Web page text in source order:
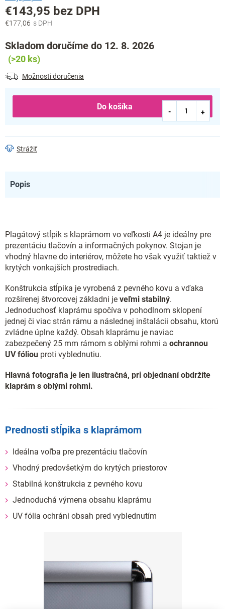
€177,06
€143,95 bez DPH
Jednotková
Skladom doručíme do 12. 8. 2026
(>20 ks)
Možnosti doručenia
Do košíka
Strážiť
Popis
Plagátový stĺpik s klaprámom vo veľkosti A4 je ideálny pre
prezentáciu tlačovín a informačných pokynov. Stojan je
vhodný hlavne do interiérov, môžete ho však využiť taktiež v
krytých vonkajších prostrediach.
Konštrukcia stĺpika je vyrobená z pevného kovu a vďaka
rozšírenej štvorcovej základni je veľmi stabilný.
Jednoduchosť klaprámu spočíva v pohodlnom sklopení
jednej či viac strán rámu a následnej inštalácii obsahu, ktorú
zvládne úplne každý. Obsah klaprámu je naviac
zabezpečený 25 mm rámom s oblými rohmi a ochrannou
UV fóliou proti vyblednutiu.
Hlavná fotografia je len ilustračná, pri objednaní obdržíte
klaprám s oblými rohmi.
Prednosti stĺpika s klaprámom
Ideálna voľba pre prezentáciu tlačovín
Vhodný predovšetkým do krytých priestorov
Stabilná konštrukcia z pevného kovu
Jednoduchá výmena obsahu klaprámu
UV fólia ochráni obsah pred vyblednutím